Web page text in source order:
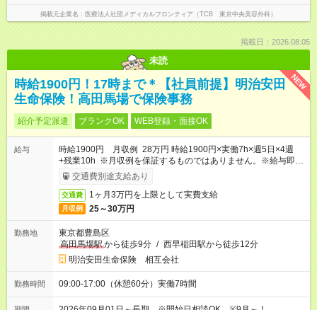
掲載元企業名 医療法人社団メディカルフロンティア（TCB 東京中央美容外科）
掲載日：2026.08.05
未読
NEW
時給1900円！17時まで＊【社員前提】明治安田
生命保険！高田馬場で保険事務
紹介予定派遣 ブランクOK WEB登録・面接OK
給与
時給1900円 月収例 28万円 時給1900円×実働7h×週5日×4週
+残業10h ※月収例を保証するものではありません。※給与即受
取りサービス利用可（利用条件有）
交通費別途支給あり
交通費 1ヶ月3万円を上限として実費支給
月収例 25～30万円
勤務地
東京都豊島区
高田馬場駅から徒歩9分 / 西早稲田駅から徒歩12分
明治安田生命保険 相互会社
勤務時間 09:00-17:00（休憩60分）実働7時間